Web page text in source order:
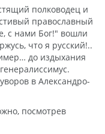
полководец и
православный
с нами Бог!" вошли
что я русский!..
до издыхания
в Александро-
посмотрев